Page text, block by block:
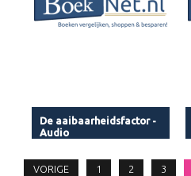
De aaibaarheidsfactor -
Audio
VORIGE 1 2 3